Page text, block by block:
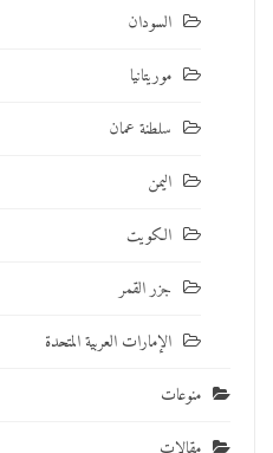
السودان
موريتانيا
سلطنة عمان
اليمن
الكويت
جزر القمر
الإمارات العربية المتحدة
منوعات